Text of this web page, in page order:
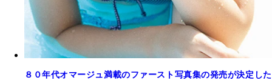
８０年代オマージュ満載のファースト写真集の発売が決定した